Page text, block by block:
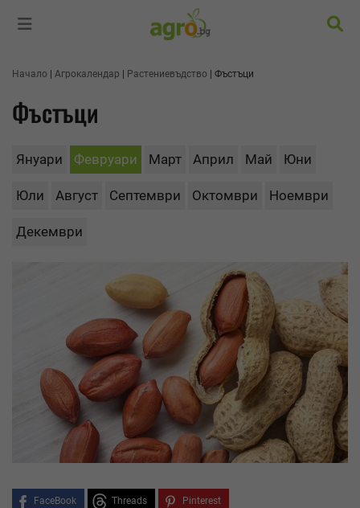
Начало Агрокалендар Растениевъдство Фъстъци
Фъстъци
Януари Февруари Март Април Май Юни
Юли Август Септември Октомври Ноември
Декември
FaceBook Threads Pinterest